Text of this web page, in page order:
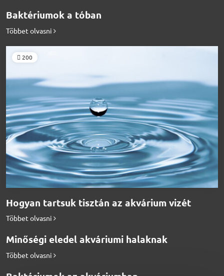
Baktériumok a tóban
Többet olvasni
200
Hogyan tartsuk tisztán az akvárium vizét
Többet olvasni
Minőségi eledel akváriumi halaknak
Többet olvasni